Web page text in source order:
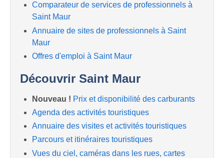
Comparateur de services de professionnels à
Saint Maur
Annuaire de sites de professionnels à Saint
Maur
Offres d'emploi à Saint Maur
Découvrir Saint Maur
Nouveau ! Prix et disponibilité des carburants
Agenda des activités touristiques
Annuaire des visites et activités touristiques
Parcours et itinéraires touristiques
Vues du ciel, caméras dans les rues, cartes